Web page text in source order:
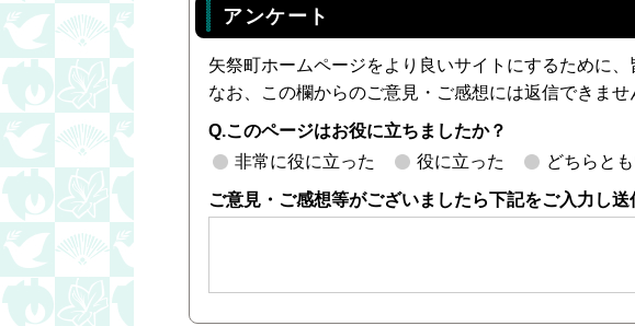
アンケート
矢祭町ホームページをより良いサイトにするために
なお、この欄からのご意見・ご感想には返信できませ
Q.このページはお役に立ちましたか？
非常に役に立った
役に立った どちらと
ご意見・ご感想等がございましたら下記をご入力し送